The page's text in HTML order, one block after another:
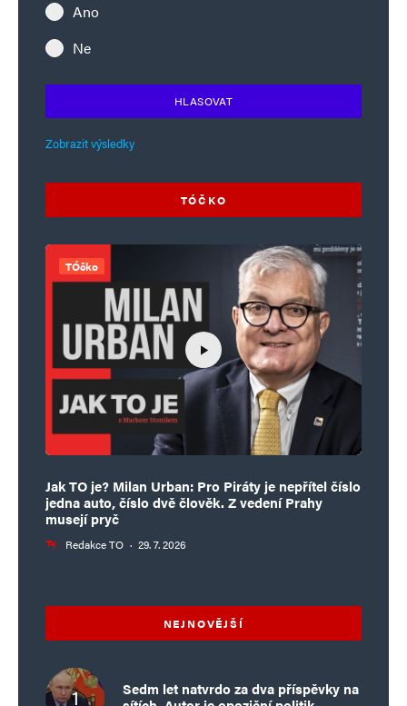
Ano
Ne
HLASOVAT
Zobrazit výsledky
TÓČKO
TÓčko
Jak TO je? Milan Urban: Pro Piráty je nepřítel číslo
jedna auto, číslo dvě člověk. Z vedení Prahy
musejí pryč
Redakce TO · 29. 7. 2026
NEJNOVĚJŠÍ
Sedm let natvrdo za dva příspěvky na